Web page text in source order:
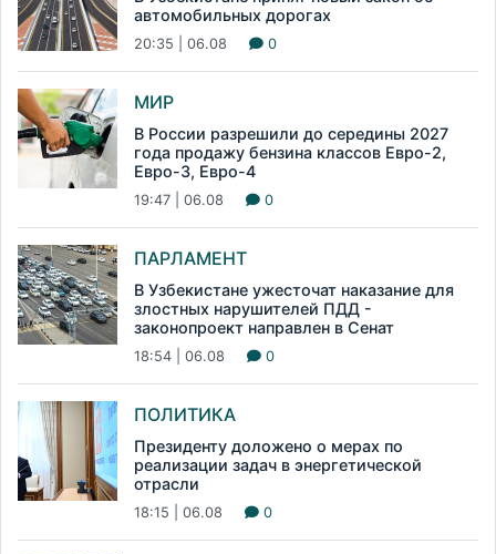
автомобильных дорогах
20:35 | 06.08 0
МИР
В России разрешили до середины 2027
года продажу бензина классов Евро-2,
Евро-3, Евро-4
19:47 | 06.08 0
ПАРЛАМЕНТ
В Узбекистане ужесточат наказание для
злостных нарушителей ПДД -
законопроект направлен в Сенат
18:54 | 06.08 0
ПОЛИТИКА
Президенту доложено о мерах по
реализации задач в энергетической
отрасли
18:15 | 06.08 0